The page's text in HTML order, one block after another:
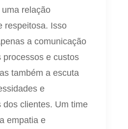
relação
respeitosa. Isso
a comunicação
processos e custos
também a escuta
e
dos clientes. Um time
empatia e